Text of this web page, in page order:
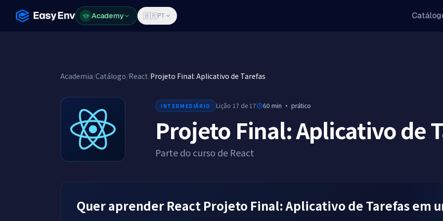
Academy
Academy 🇧🇷PT
Academia/Catálogo/React/Projeto Final: Aplicativo de Tarefas
INTERMEDIÁRIO Lição 17 de 17 60 min · prático
Projeto Final: Aplicativo de
Parte do curso de React
Quer aprender React Projeto Final: Aplicativo de Tarefas em